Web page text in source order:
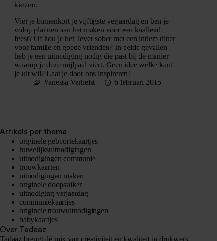
kiezen.
Vier je binnenkort je vijftigste verjaardag en ben je
volop plannen aan het maken voor een knallend
feest? Of hou je het liever sober met een intiem diner
voor familie en goede vrienden? In beide gevallen
heb je een uitnodiging nodig die past bij de manier
waarop je deze mijlpaal viert. Geen idee welke kant
je uit wil? Laat je door ons inspireren!
Vanessa Verhelst
6 februari 2015
Artikels per thema
originele geboortekaartjes
huwelijksuitnodigingen
uitnodigingen communie
trouwkaarten
uitnodigingen maken
originele doopsuiker
uitnodiging verjaardag
communiekaartjes
originele trouwuitnodigingen
babykaartjes
Over Tadaaz
Tadaaz brengt dé mix van creativiteit en kwaliteit in drukwerk